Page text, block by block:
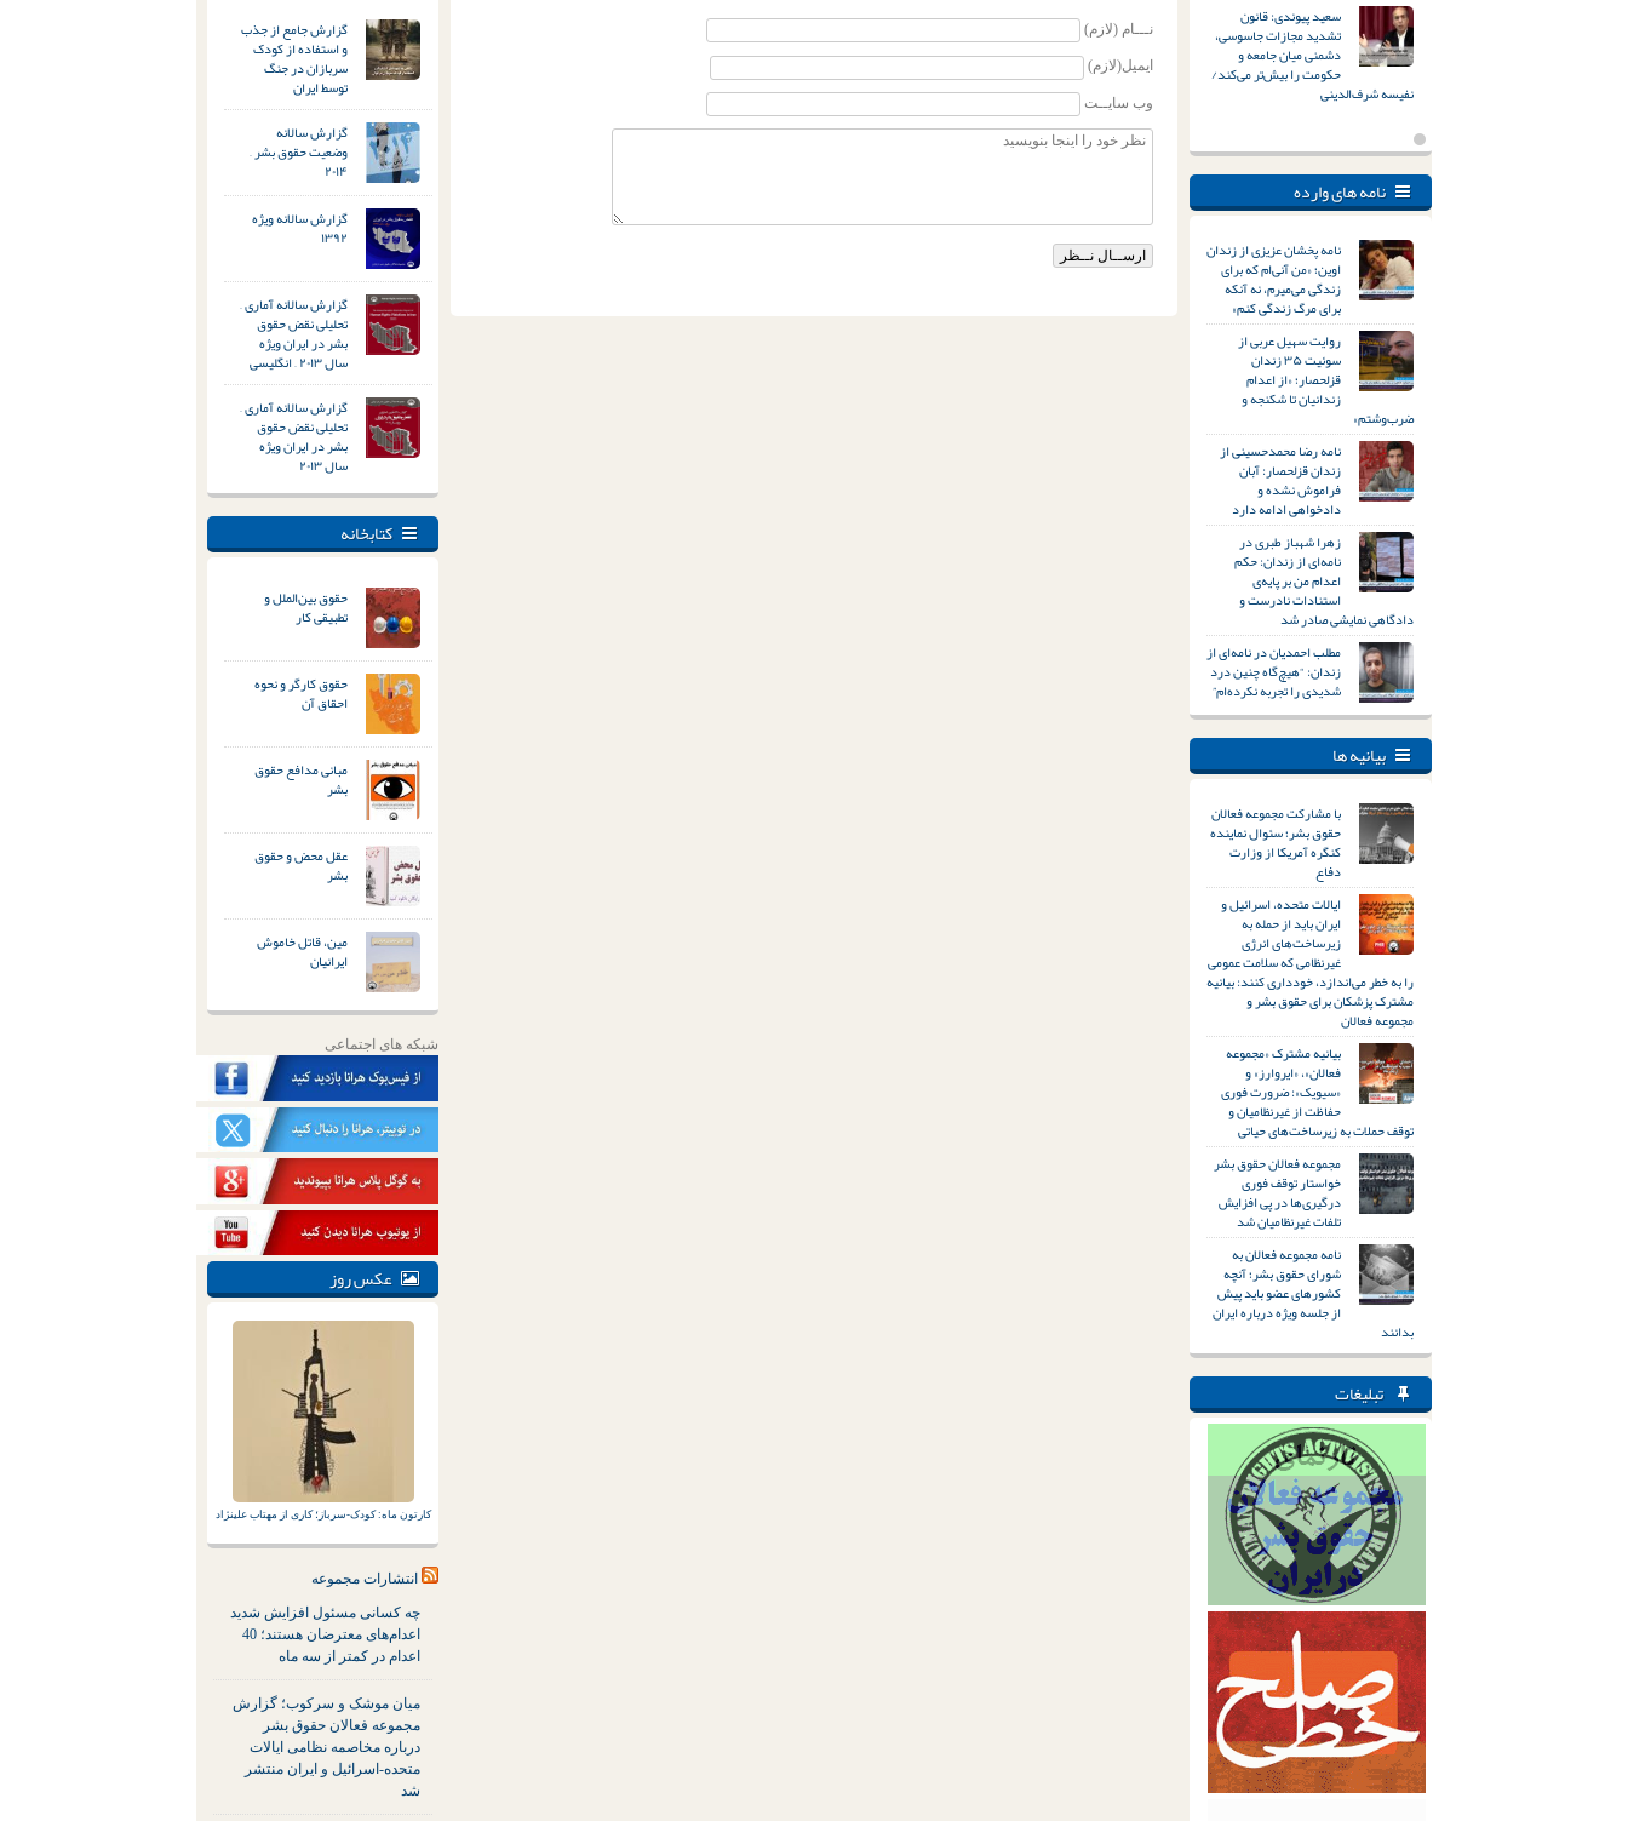
گزارش جامع از جذب
و استفاده از کودک
سربازان در جنگ
توسط ایران
گزارش سالانه
وضعیت حقوق بشر –
۲۰۱۴
گزارش سالانه ویژه
۱۳۹۲
گزارش سالانه آماری –
تحلیلی نقض حقوق
بشر در ایران ویژه
سال ۲۰۱۳ – انگلیسی
گزارش سالانه آماری –
تحلیلی نقض حقوق
بشر در ایران ویژه
سال ۲۰۱۳
کتابخانه
حقوق بین‌الملل و
تطبیقی کار
حقوق کارگر و نحوه
احقاق آن
مبانی مدافع حقوق
بشر
عقل محض و حقوق
بشر
مین، قاتل خاموش
ایرانیان
شبکه های اجتماعی
عکس روز
کارتون ماه: کودک-سرباز؛ کاری از مهتاب علینژاد
انتشارات مجموعه
چه کسانی مسئول افزایش شدید
اعدام‌های معترضان هستند؛ 40
اعدام در کمتر از سه ماه
میان موشک و سرکوب؛ گزارش
مجموعه فعالان حقوق بشر
درباره مخاصمه نظامی ایالات
متحده-اسرائیل و ایران منتشر
شد
نـــام (لازم)
ایمیل(لازم)
وب سایــت
سعید پیوندی: قانون
تشدید مجازات جاسوسی،
دشمنی میان جامعه و
حکومت را بیش‌تر می‌کند/
نفیسه شرف‌الدینی
نامه های وارده
نامه پخشان عزیزی از زندان
اوین؛ «من آنی‌ام که برای
زندگی می‌میرم، نه آنکه
برای مرگ زندگی کنم»
روایت سهیل عربی از
سوئیت ۳۵ زندان
قزلحصار؛ «از اعدام
زندانیان تا شکنجه و
ضرب‌وشتم»
نامه رضا محمدحسینی از
زندان قزلحصار: آبان
فراموش نشده و
دادخواهی ادامه دارد
زهرا شهباز طبری در
نامه‌ای از زندان: حکم
اعدام من بر پایه‌ی
استنادات نادرست و
دادگاهی نمایشی صادر شد
مطلب احمدیان در نامه‌ای از
زندان: “هیچ‌گاه چنین درد
شدیدی را تجربه نکرده‌ام”
بیانیه ها
با مشارکت مجموعه فعالان
حقوق بشر؛ سئوال نماینده
کنگره آمریکا از وزارت
دفاع
ایالات متحده، اسرائیل و
ایران باید از حمله به
زیرساخت‌های انرژی
غیرنظامی که سلامت عمومی
را به خطر می‌اندازد، خودداری کنند: بیانیه
مشترک پزشکان برای حقوق بشر و
مجموعه فعالان
بیانیه مشترک «مجموعه
فعالان»، «ایروارز» و
«سیویک»: ضرورت فوری
حفاظت از غیرنظامیان و
توقف حملات به زیرساخت‌های حیاتی
مجموعه فعالان حقوق بشر
خواستار توقف فوری
درگیری‌ها در پی افزایش
تلفات غیرنظامیان شد
نامه مجموعه فعالان به
شورای حقوق بشر؛ آنچه
کشورهای عضو باید پیش
از جلسه ویژه درباره ایران
بدانند
تبلیغات